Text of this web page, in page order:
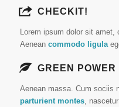
CHECKIT!
Lorem ipsum dolor sit
Aenean commodo ligula
GREEN POWER
Aenean massa. Cum sociis
parturient montes,